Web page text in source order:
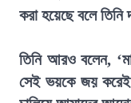
করা হয়েছে বলে তিনি
তিনি আরও বলেন,
সেই ভয়কে জয় করেই